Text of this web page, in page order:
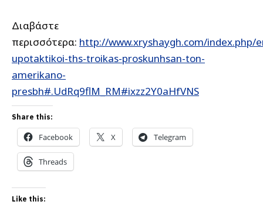
Διαβάστε
περισσότερα: http://www.xryshaygh.com/index.php/
upotaktikoi-ths-troikas-proskunhsan-ton-
amerikano-
presbh#.UdRq9flM_RM#ixzz2Y0aHfVNS
Share this:
Facebook X Telegram
Threads
Like this: